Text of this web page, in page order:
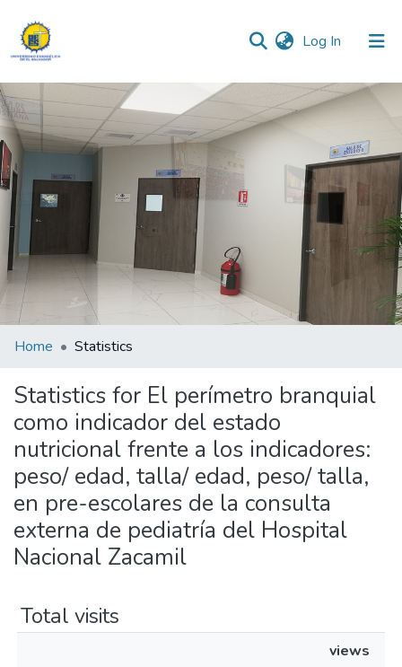
Log In (current)
Communities & Collections
All of DSpace
Home Statistics
Statistics for El perímetro branquial
como indicador del estado
nutricional frente a los indicadores:
peso/ edad, talla/ edad, peso/ talla,
en pre-escolares de la consulta
externa de pediatría del Hospital
Nacional Zacamil
Total visits
views